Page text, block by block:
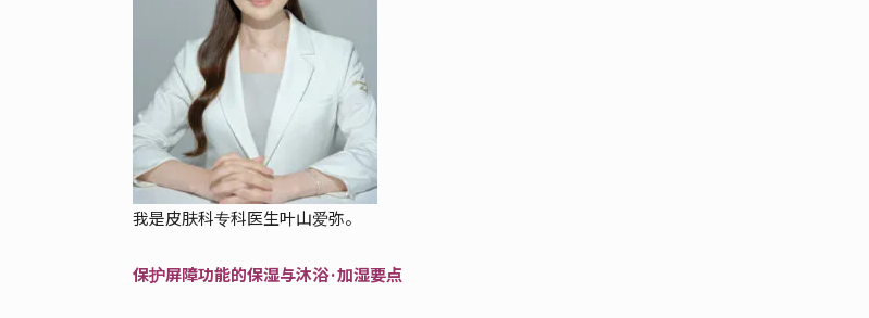
我是皮肤科专科医生叶山爱弥。
保护屏障功能的保湿与沐浴·加湿要点